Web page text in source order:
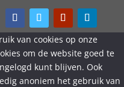
van cookies op onze
om de website goed te
kunt blijven. Ook
anoniem het gebruik van